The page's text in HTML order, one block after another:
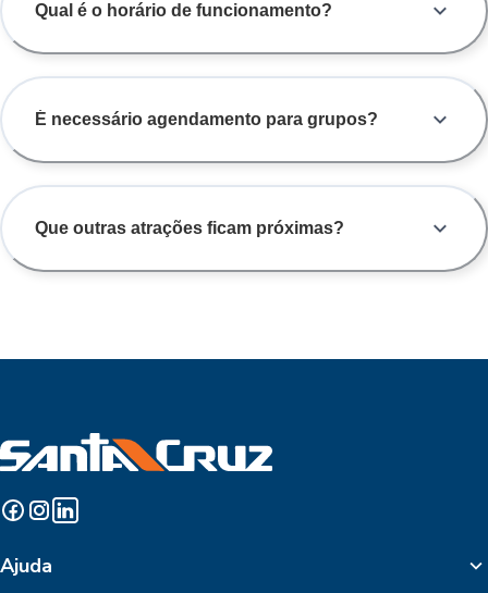
Qual é o horário de funcionamento?
É necessário agendamento para grupos?
Que outras atrações ficam próximas?
Ajuda